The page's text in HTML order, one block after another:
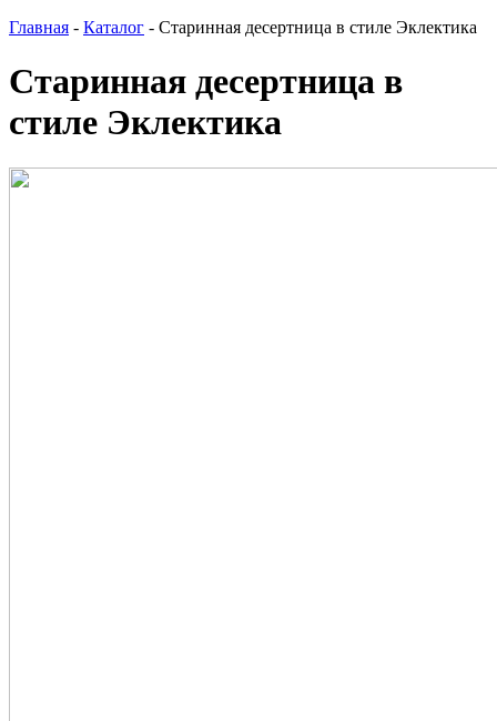
Главная - Каталог - Старинная десертница в стиле Эклектика
Старинная десертница в
стиле Эклектика